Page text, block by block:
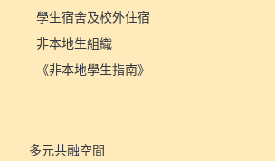
學生宿舍及校外住宿
非本地生組織
《非本地學生指南》
多元共融空間